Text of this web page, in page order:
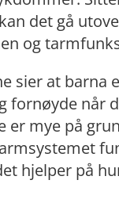
det gå
og
sier at barna
fornøyde når
er mye på
hjelper på